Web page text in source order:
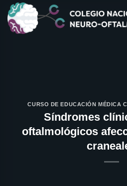
Saltar
contenido
CURSO DE EDUCACIÓN MÉDICA
Síndromes
oftalmológicos